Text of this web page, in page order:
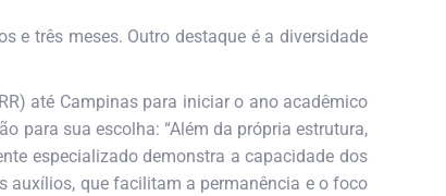
e três meses. Outro destaque é a diversidade
até Campinas para iniciar o ano acadêmico
para sua escolha: “Além da própria estrutura,
especializado demonstra a capacidade dos
auxílios, que facilitam a permanência e o foco